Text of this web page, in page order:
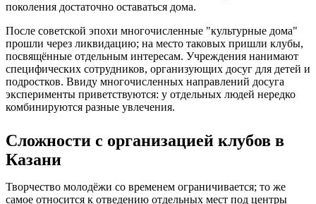
поколения достаточно оставаться дома.
После советской эпохи многочисленные "культурные дома"
прошли через ликвидацию; на место таковых пришли клубы,
посвящённые отдельным интересам. Учреждения нанимают
специфических сотрудников, организующих досуг для детей и
подростков. Ввиду многочисленных направлений досуга
эксперименты приветствуются: у отдельных людей нередко
комбинируются разные увлечения.
Сложности с организацией клубов в
Казани
Творчество молодёжи со временем ограничивается; то же
самое относится к отведению отдельных мест под центры